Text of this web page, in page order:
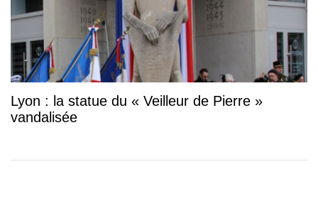
Lyon : la statue du « Veilleur de Pierre »
vandalisée